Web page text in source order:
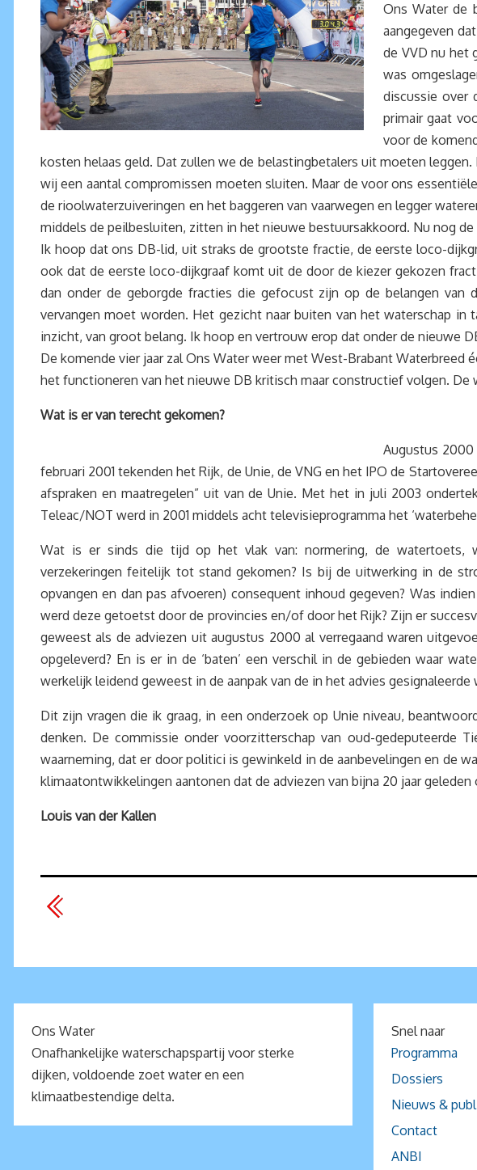
Ons Water de
aangegeven
de VVD nu het
was
discussie over
primair gaat
voor de
kosten helaas geld. Dat zullen we de belastingbetalers uit moeten
wij een aantal compromissen moeten sluiten. Maar de voor ons
de rioolwaterzuiveringen en het baggeren van vaarwegen en legger
middels de peilbesluiten, zitten in het nieuwe bestuursakkoord. Nu nog
Ik hoop dat ons DB-lid, uit straks de grootste fractie, de eerste loco-
ook dat de eerste loco-dijkgraaf komt uit de door de kiezer gekozen
dan onder de geborgde fracties die gefocust zijn op de belangen
vervangen moet worden. Het gezicht naar buiten van het waterschap in
inzicht, van groot belang. Ik hoop en vertrouw erop dat onder de nieuwe
De komende vier jaar zal Ons Water weer met West-Brabant
het functioneren van het nieuwe DB kritisch maar constructief volgen.
Wat is er van terecht gekomen?
Augustus 2000
februari 2001 tekenden het Rijk, de Unie, de VNG en het IPO de
afspraken en maatregelen” uit van de Unie. Met het in juli 2003
Teleac/NOT werd in 2001 middels acht televisieprogramma het
Wat is er sinds die tijd op het vlak van: normering, de watertoets,
verzekeringen feitelijk tot stand gekomen? Is bij de uitwerking in de
opvangen en dan pas afvoeren) consequent inhoud gegeven? Was
werd deze getoetst door de provincies en/of door het Rijk? Zijn er
geweest als de adviezen uit augustus 2000 al verregaand waren
opgeleverd? En is er in de ‘baten’ een verschil in de gebieden waar
werkelijk leidend geweest in de aanpak van de in het advies gesignaleerde
Dit zijn vragen die ik graag, in een onderzoek op Unie niveau,
denken. De commissie onder voorzitterschap van oud-gedeputeerde
waarneming, dat er door politici is gewinkeld in de aanbevelingen en de
klimaatontwikkelingen aantonen dat de adviezen van bijna 20 jaar
Louis van der Kallen
Ons Water
Onafhankelijke waterschapspartij voor sterke
dijken, voldoende zoet water en een
klimaatbestendige delta.
Snel naar
Programma
Dossiers
Nieuws &
Contact
ANBI